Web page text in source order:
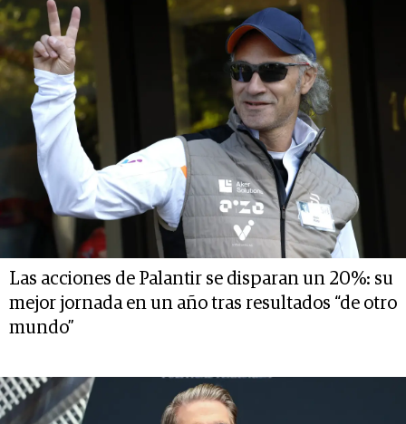
Las acciones de Palantir se disparan un 20%: su
mejor jornada en un año tras resultados “de otro
mundo”